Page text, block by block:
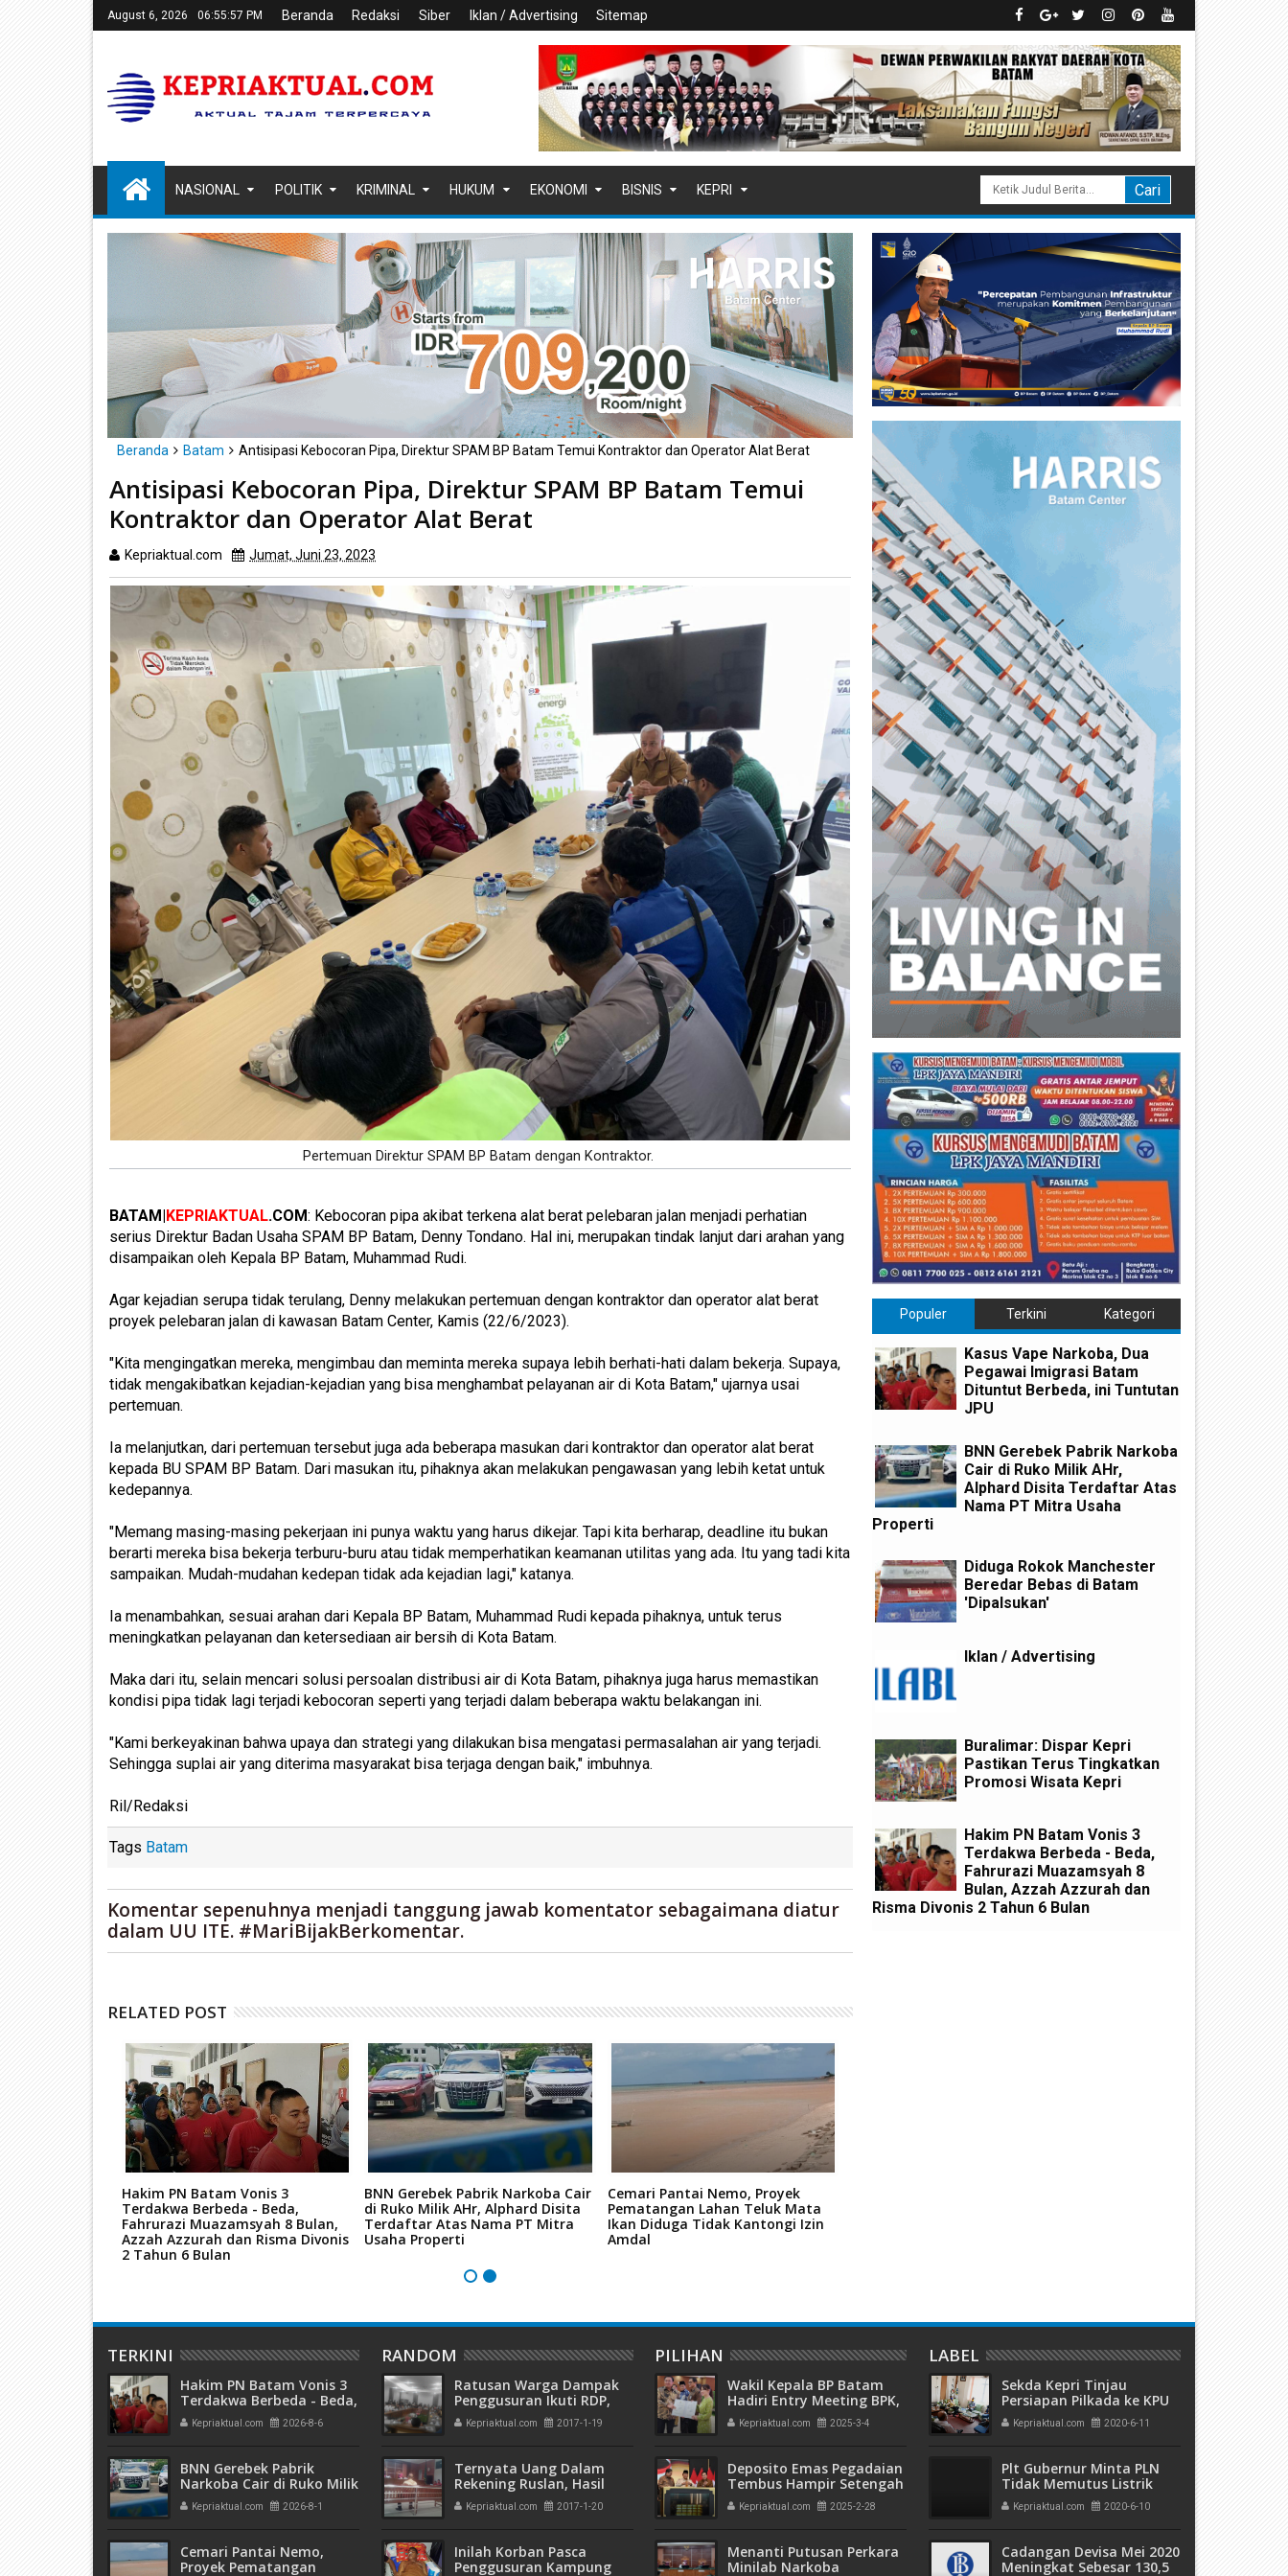
August 6, 2026 06:55:58 PM Beranda Redaksi Siber Iklan / Advertising Sitemap
NASIONAL POLITIK KRIMINAL HUKUM EKONOMI BISNIS KEPRI
Beranda Batam Antisipasi Kebocoran Pipa, Direktur SPAM BP Batam Temui Kontraktor dan Operator Alat Berat
Antisipasi Kebocoran Pipa, Direktur SPAM BP Batam Temui
Kontraktor dan Operator Alat Berat
Kepriaktual.com Jumat, Juni 23, 2023
Pertemuan Direktur SPAM BP Batam dengan Kontraktor.
BATAM|KEPRIAKTUAL.COM: Kebocoran pipa akibat terkena alat berat pelebaran jalan menjadi perhatian
serius Direktur Badan Usaha SPAM BP Batam, Denny Tondano. Hal ini, merupakan tindak lanjut dari arahan yang
disampaikan oleh Kepala BP Batam, Muhammad Rudi.
Agar kejadian serupa tidak terulang, Denny melakukan pertemuan dengan kontraktor dan operator alat berat
proyek pelebaran jalan di kawasan Batam Center, Kamis (22/6/2023).
"Kita mengingatkan mereka, mengimbau dan meminta mereka supaya lebih berhati-hati dalam bekerja. Supaya,
tidak mengakibatkan kejadian-kejadian yang bisa menghambat pelayanan air di Kota Batam," ujarnya usai
pertemuan.
Ia melanjutkan, dari pertemuan tersebut juga ada beberapa masukan dari kontraktor dan operator alat berat
kepada BU SPAM BP Batam. Dari masukan itu, pihaknya akan melakukan pengawasan yang lebih ketat untuk
kedepannya.
"Memang masing-masing pekerjaan ini punya waktu yang harus dikejar. Tapi kita berharap, deadline itu bukan
berarti mereka bisa bekerja terburu-buru atau tidak memperhatikan keamanan utilitas yang ada. Itu yang tadi kita
sampaikan. Mudah-mudahan kedepan tidak ada kejadian lagi," katanya.
Ia menambahkan, sesuai arahan dari Kepala BP Batam, Muhammad Rudi kepada pihaknya, untuk terus
meningkatkan pelayanan dan ketersediaan air bersih di Kota Batam.
Maka dari itu, selain mencari solusi persoalan distribusi air di Kota Batam, pihaknya juga harus memastikan
kondisi pipa tidak lagi terjadi kebocoran seperti yang terjadi dalam beberapa waktu belakangan ini.
"Kami berkeyakinan bahwa upaya dan strategi yang dilakukan bisa mengatasi permasalahan air yang terjadi.
Sehingga suplai air yang diterima masyarakat bisa terjaga dengan baik," imbuhnya.
Ril/Redaksi
Tags Batam
Komentar sepenuhnya menjadi tanggung jawab komentator sebagaimana diatur
dalam UU ITE. #MariBijakBerkomentar.
RELATED POST
Hakim PN Batam Vonis 3
Terdakwa Berbeda - Beda,
Fahrurazi Muazamsyah 8 Bulan,
Azzah Azzurah dan Risma Divonis
2 Tahun 6 Bulan
BNN Gerebek Pabrik Narkoba Cair
di Ruko Milik AHr, Alphard Disita
Terdaftar Atas Nama PT Mitra
Usaha Properti
Cemari Pantai Nemo, Proyek
Pematangan Lahan Teluk Mata
Ikan Diduga Tidak Kantongi Izin
Amdal
Populer Terkini Kategori
Kasus Vape Narkoba, Dua
Pegawai Imigrasi Batam
Dituntut Berbeda, ini Tuntutan
JPU
BNN Gerebek Pabrik Narkoba
Cair di Ruko Milik AHr,
Alphard Disita Terdaftar Atas
Nama PT Mitra Usaha
Properti
Diduga Rokok Manchester
Beredar Bebas di Batam
'Dipalsukan'
Iklan / Advertising
Buralimar: Dispar Kepri
Pastikan Terus Tingkatkan
Promosi Wisata Kepri
Hakim PN Batam Vonis 3
Terdakwa Berbeda - Beda,
Fahrurazi Muazamsyah 8
Bulan, Azzah Azzurah dan
Risma Divonis 2 Tahun 6 Bulan
TERKINI
Hakim PN Batam Vonis 3
Terdakwa Berbeda - Beda,
Fahrurazi Muazamsyah 8
Bulan, Azzah Azzurah dan
Bulan
Kepriaktual.com 2026-8-6
BNN Gerebek Pabrik
Narkoba Cair di Ruko Milik
AHr, Alphard Disita
Terdaftar Atas Nama PT
Kepriaktual.com 2026-8-1
Cemari Pantai Nemo,
Proyek Pematangan
RANDOM
Ratusan Warga Dampak
Penggusuran Ikuti RDP,
Ternyata PL Lahan
Tumpang Tindi
Kepriaktual.com 2017-1-19
Ternyata Uang Dalam
Rekening Ruslan, Hasil
Penjualan Barang Haram
Kepriaktual.com 2017-1-20
Inilah Korban Pasca
Penggusuran Kampung
PILIHAN
Wakil Kepala BP Batam
Hadiri Entry Meeting BPK,
Komitmen Wujudkan
Pengelolaan Keuangan
Akuntabel
Kepriaktual.com 2025-3-4
Deposito Emas Pegadaian
Tembus Hampir Setengah
Ton, Sehari Setelah
Presiden Resmikan Bank
Kepriaktual.com 2025-2-28
Menanti Putusan Perkara
Minilab Narkoba
LABEL
Sekda Kepri Tinjau
Persiapan Pilkada ke KPU
Kepriaktual.com 2020-6-11
Plt Gubernur Minta PLN
Tidak Memutus Listrik
Pelanggan yang Nunggak
di Masa Covid-19
Kepriaktual.com 2020-6-10
Cadangan Devisa Mei 2020
Meningkat Sebesar 130,5